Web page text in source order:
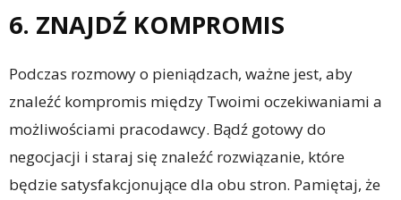
6. ZNAJDŹ KOMPROMIS
Podczas rozmowy o pieniądzach, ważne jest, aby
znaleźć kompromis między Twoimi oczekiwaniami a
możliwościami pracodawcy. Bądź gotowy do
negocjacji i staraj się znaleźć rozwiązanie, które
będzie satysfakcjonujące dla obu stron. Pamiętaj, że